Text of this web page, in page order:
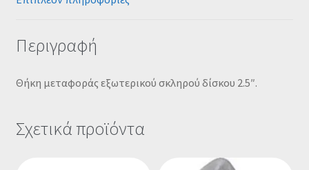
Περιγραφή
Θήκη μεταφοράς εξωτερικού σκληρού δίσκου 2.5″.
Σχετικά προϊόντα